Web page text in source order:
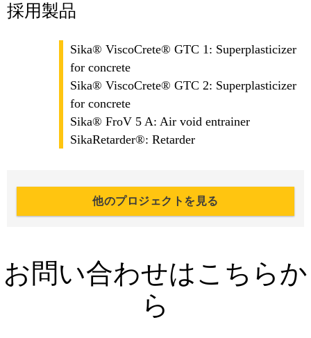
採用製品
Sika® ViscoCrete® GTC 1: Superplasticizer
for concrete
Sika® ViscoCrete® GTC 2: Superplasticizer
for concrete
Sika® FroV 5 A: Air void entrainer
SikaRetarder®: Retarder
他のプロジェクトを見る
お問い合わせはこちらか
ら